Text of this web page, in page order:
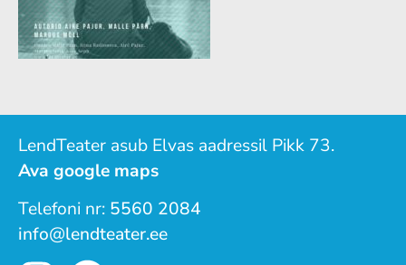
LendTeater asub Elvas aadressil Pikk 73.
Ava google maps
Telefoni nr: 5560 2084
info@lendteater.ee